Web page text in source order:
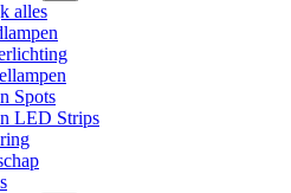
alles
Spots
LED Strips